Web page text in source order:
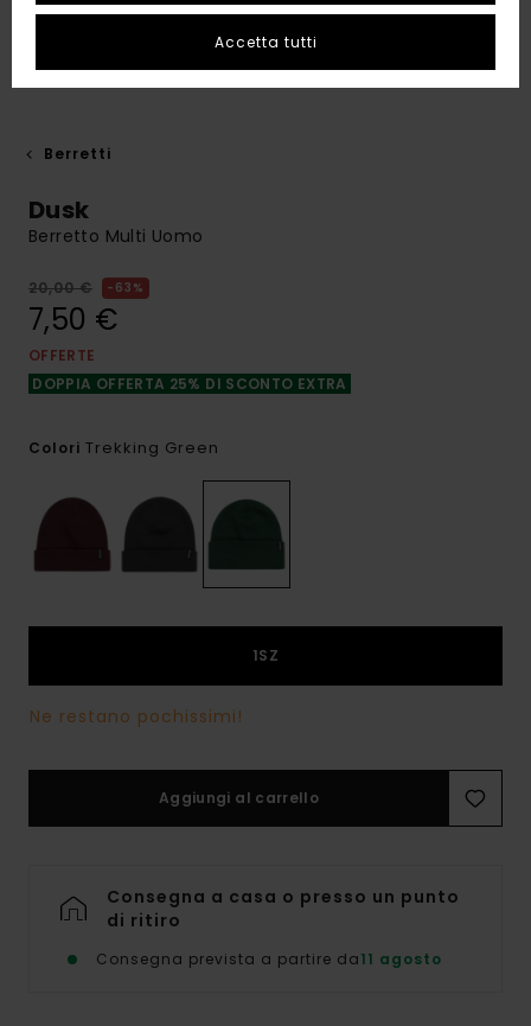
Berretti
Dusk
Berretto Multi Uomo
20,00 € 63%
7,50 €
OFFERTE
DOPPIA OFFERTA 25% DI SCONTO EXTRA
Colori Trekking Green
1SZ
Ne restano pochissimi!
Aggiungi al carrello
Consegna a casa o presso un punto
di ritiro
Consegna prevista a partire da11 agosto
Accetta tutti